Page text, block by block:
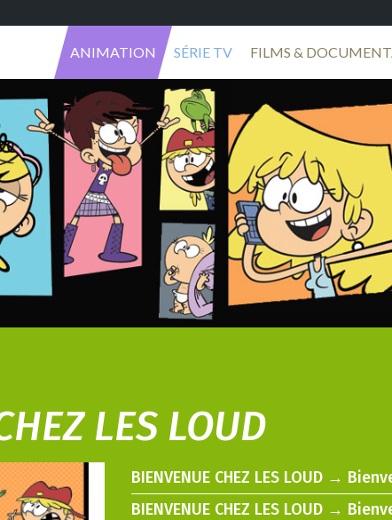
ANIMATION SÉRIE TV FILMS &
LES LOUD
BIENVENUE CHEZ LES LOUD →
BIENVENUE CHEZ LES LOUD →